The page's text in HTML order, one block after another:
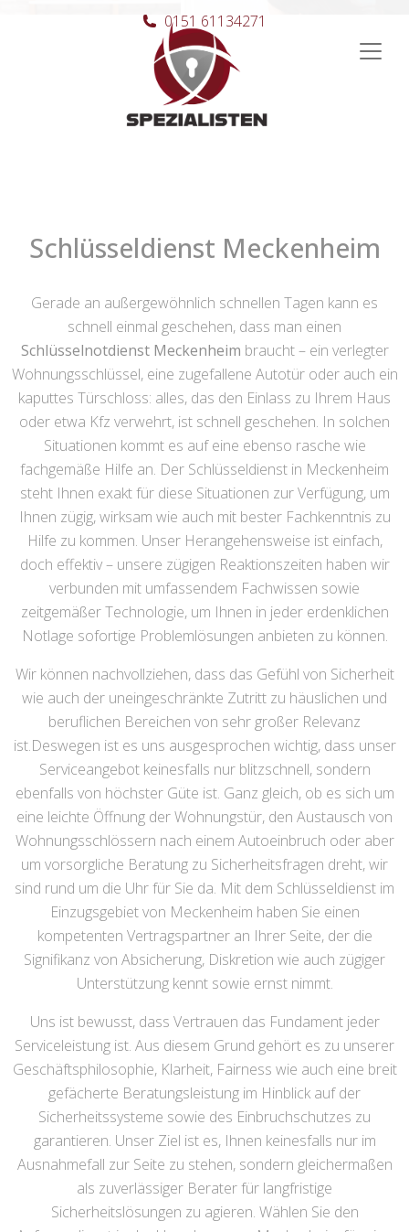
Hauptnavigation
0151 61134271
Schlüsseldienst Meckenheim
Gerade an außergewöhnlich schnellen Tagen kann es
schnell einmal geschehen, dass man einen
Schlüsselnotdienst Meckenheim braucht – ein verlegter
Wohnungsschlüssel, eine zugefallene Autotür oder auch ein
kaputtes Türschloss: alles, das den Einlass zu Ihrem Haus
oder etwa Kfz verwehrt, ist schnell geschehen. In solchen
Situationen kommt es auf eine ebenso rasche wie
fachgemäße Hilfe an. Der Schlüsseldienst in Meckenheim
steht Ihnen exakt für diese Situationen zur Verfügung, um
Ihnen zügig, wirksam wie auch mit bester Fachkenntnis zu
Hilfe zu kommen. Unser Herangehensweise ist einfach,
doch effektiv – unsere zügigen Reaktionszeiten haben wir
verbunden mit umfassendem Fachwissen sowie
zeitgemäßer Technologie, um Ihnen in jeder erdenklichen
Notlage sofortige Problemlösungen anbieten zu können.
Wir können nachvollziehen, dass das Gefühl von Sicherheit
wie auch der uneingeschränkte Zutritt zu häuslichen und
beruflichen Bereichen von sehr großer Relevanz
ist.Deswegen ist es uns ausgesprochen wichtig, dass unser
Serviceangebot keinesfalls nur blitzschnell, sondern
ebenfalls von höchster Güte ist. Ganz gleich, ob es sich um
eine leichte Öffnung der Wohnungstür, den Austausch von
Wohnungsschlössern nach einem Autoeinbruch oder aber
um vorsorgliche Beratung zu Sicherheitsfragen dreht, wir
sind rund um die Uhr für Sie da. Mit dem Schlüsseldienst im
Einzugsgebiet von Meckenheim haben Sie einen
kompetenten Vertragspartner an Ihrer Seite, der die
Signifikanz von Absicherung, Diskretion wie auch zügiger
Unterstützung kennt sowie ernst nimmt.
Uns ist bewusst, dass Vertrauen das Fundament jeder
Serviceleistung ist. Aus diesem Grund gehört es zu unserer
Geschäftsphilosophie, Klarheit, Fairness wie auch eine breit
gefächerte Beratungsleistung im Hinblick auf der
Sicherheitssysteme sowie des Einbruchschutzes zu
garantieren. Unser Ziel ist es, Ihnen keinesfalls nur im
Ausnahmefall zur Seite zu stehen, sondern gleichermaßen
als zuverlässiger Berater für langfristige
Sicherheitslösungen zu agieren. Wählen Sie den